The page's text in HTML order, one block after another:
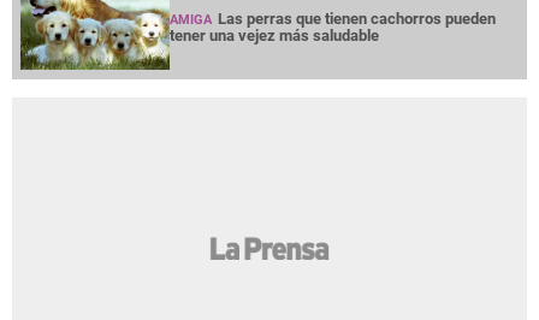
AMIGA Las perras que tienen cachorros pueden
tener una vejez más saludable